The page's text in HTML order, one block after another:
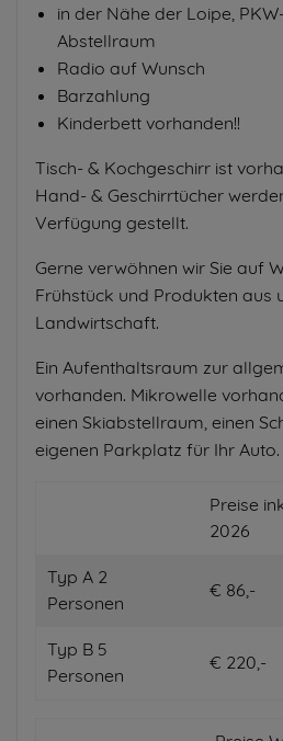
in der Nähe der Loipe,
Abstellraum
Radio auf Wunsch
Barzahlung
Kinderbett vorhanden!!
Tisch- & Kochgeschirr ist
Hand- & Geschirrtücher
Verfügung gestellt.
Gerne verwöhnen wir Sie auf
Frühstück und Produkten aus
Landwirtschaft.
Ein Aufenthaltsraum zur
vorhanden. Mikrowelle
einen Skiabstellraum, einen
eigenen Parkplatz für Ihr Auto.
Preise
2026
Typ A 2
Personen
€ 86,-
Typ B 5
Personen
€ 220,-